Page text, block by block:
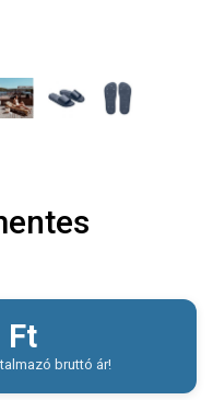
Ft
bruttó ár!